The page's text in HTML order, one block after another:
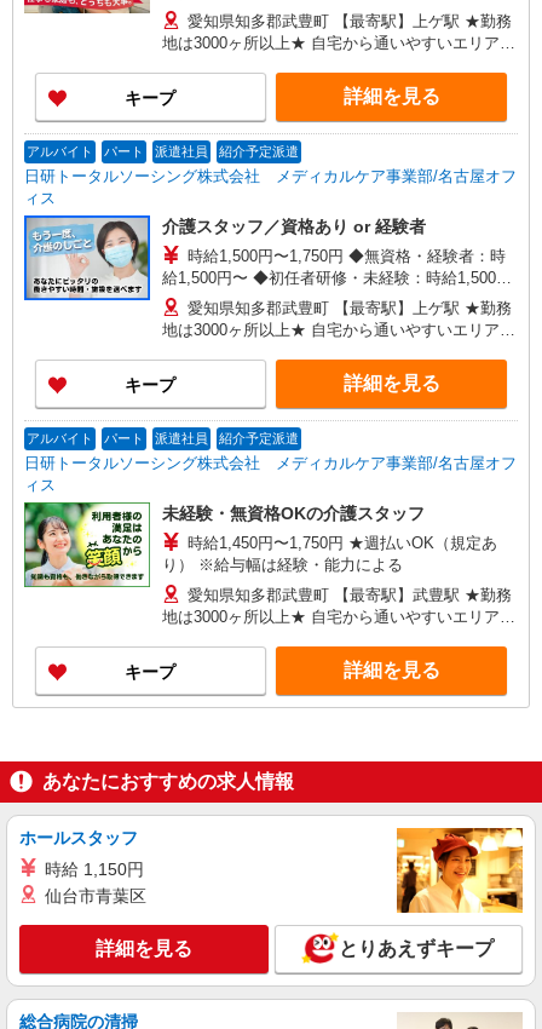
愛知県知多郡武豊町 【最寄駅】上ゲ駅 ★勤務
地は3000ヶ所以上★ 自宅から通いやすいエリアな
キープ 詳細を見る
アルバイト パート 派遣社員 紹介予定派遣
日研トータルソーシング株式会社 メディカルケア事業部/名古屋オフ
ィス
介護スタッフ／資格あり or 経験者
時給1,500円〜1,750円 ◆無資格・経験者：時
給1,500円〜 ◆初任者研修・未経験：時給1,500
円〜 ◆初任者研修・経験者：時給1,600円〜 ◆介
護福祉士：時給1,750円〜 ※経験者は3ヶ月以上 ※
給与幅は経験・能力による ★週払いOK（規定あ
り）
愛知県知多郡武豊町 【最寄駅】上ゲ駅 ★勤務
地は3000ヶ所以上★ 自宅から通いやすいエリアな
キープ 詳細を見る
アルバイト パート 派遣社員 紹介予定派遣
日研トータルソーシング株式会社 メディカルケア事業部/名古屋オフ
ィス
未経験・無資格OKの介護スタッフ
時給1,450円〜1,750円 ★週払いOK（規定あ
り） ※給与幅は経験・能力による
愛知県知多郡武豊町 【最寄駅】武豊駅 ★勤務
地は3000ヶ所以上★ 自宅から通いやすいエリアな
キープ 詳細を見る
あなたにおすすめの求人情報
ホールスタッフ
時給 1,150円
仙台市青葉区
詳細を見る とりあえずキープ
総合病院の清掃